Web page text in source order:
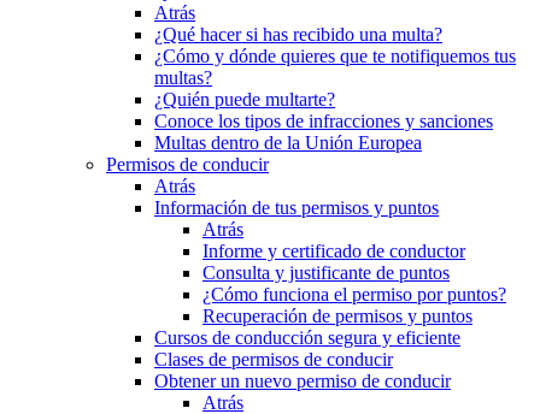
Atrás
¿Qué hacer si has recibido una multa?
¿Cómo y dónde quieres que te notifiquemos tus
multas?
¿Quién puede multarte?
Conoce los tipos de infracciones y sanciones
Multas dentro de la Unión Europea
Permisos de conducir
Atrás
Información de tus permisos y puntos
Atrás
Informe y certificado de conductor
Consulta y justificante de puntos
¿Cómo funciona el permiso por puntos?
Recuperación de permisos y puntos
Cursos de conducción segura y eficiente
Clases de permisos de conducir
Obtener un nuevo permiso de conducir
Atrás